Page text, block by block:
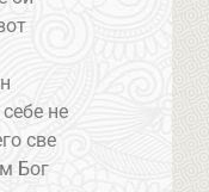
не
све
Бог